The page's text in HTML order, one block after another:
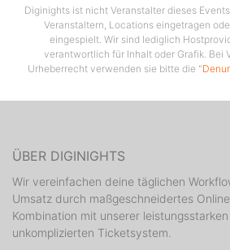
Diginights ist nicht Veranstalter dieses
Veranstaltern, Locations eingetragen
eingespielt. Wir sind lediglich
verantwortlich für Inhalt oder Grafik. Bei
Urheberrecht verwenden sie bitte die "
ÜBER DIGINIGHTS
Wir vereinfachen deine täglichen
Umsatz durch maßgeschneidertes
Kombination mit unserer
unkomplizierten Ticketsystem.